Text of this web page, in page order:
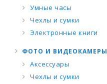
Умные часы
Чехлы и сумки
Электронные книги
ФОТО И ВИДЕОКАМЕРЫ
Аксессуары
Чехлы и сумки